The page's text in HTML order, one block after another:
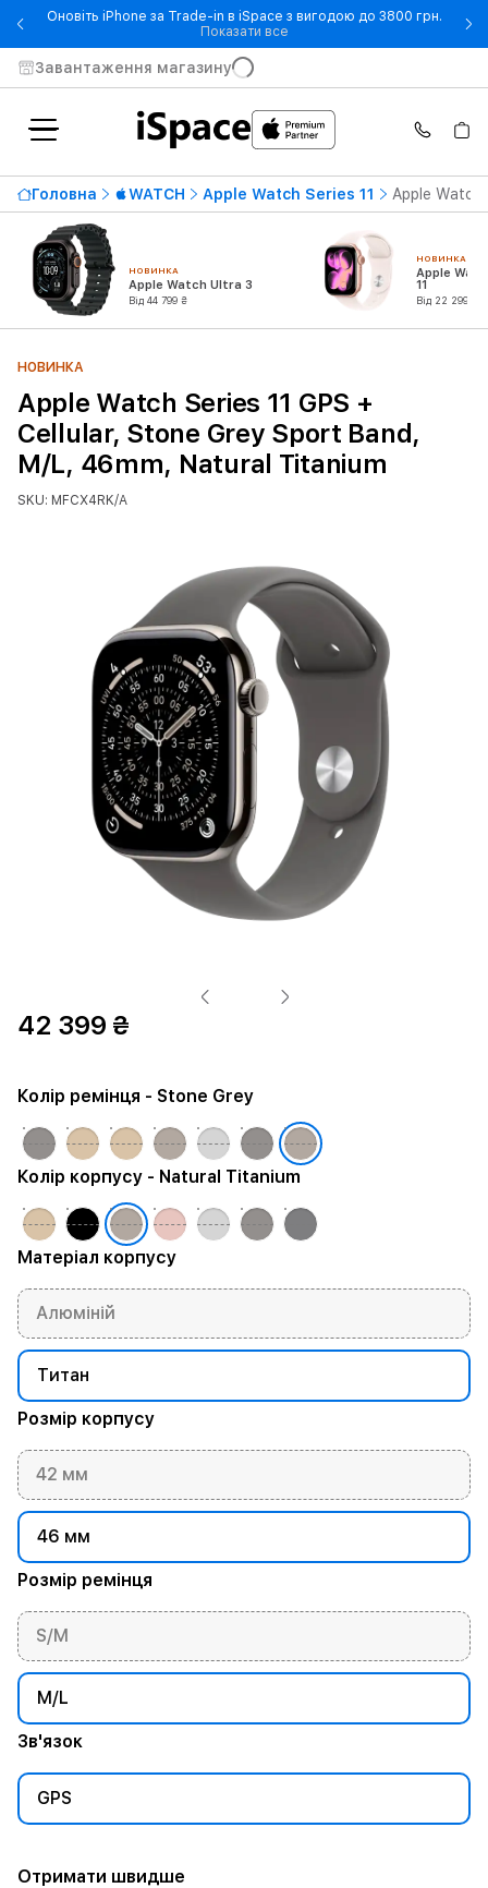
Оновіть iPhone за Trade-in в iSpace з вигодою до 3800 грн.
Показати все- Оновіть iPhone за Trade-in
Завантаження магазину
Головна WATCH Apple Watch Series 11 Apple Watch
НОВИНКА
Apple Watch Ultra 3
Від 44 799 ₴
НОВИНКА
Apple
11
Від 22 299 ₴
НОВИНКА
Apple Watch Series 11 GPS +
Cellular, Stone Grey Sport Band,
M/L, 46mm, Natural Titanium
SKU: MFCX4RK/A
42 399 ₴
Матеріал корпусу
Алюміній
Титан
Розмір корпусу
42 мм
46 мм
Розмір ремінця
S/M
M/L
Колір ремінця - Stone Grey
Колір корпусу - Natural Titanium
Зв'язок
GPS
Отримати швидше